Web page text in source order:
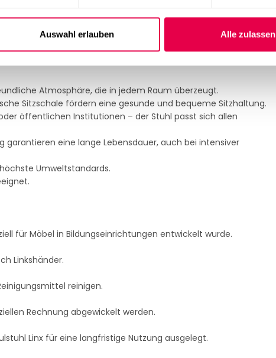
Auswahl erlauben Alle zulassen
Großbestellungen, z. B. für Schulen, Universitäten oder
Atmosphäre, die in jedem Raum überzeugt.
Sitzschale fördern eine gesunde und bequeme Sitzhaltung.
öffentlichen Institutionen – der Stuhl passt sich allen
garantieren eine lange Lebensdauer, auch bei intensiver
Umweltstandards.
für Möbel in Bildungseinrichtungen entwickelt wurde.
Linkshänder.
reinigen.
Rechnung abgewickelt werden.
Linx für eine langfristige Nutzung ausgelegt.